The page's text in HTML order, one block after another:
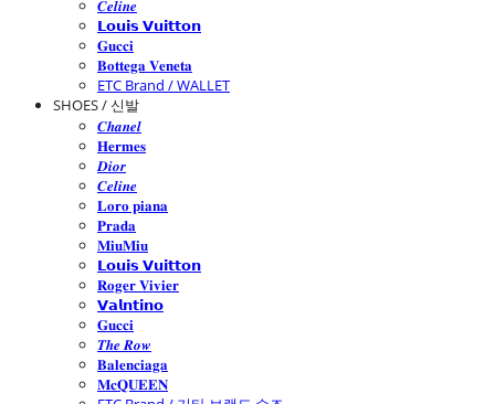
𝑪𝒆𝒍𝒊𝒏𝒆
𝗟𝗼𝘂𝗶𝘀 𝗩𝘂𝗶𝘁𝘁𝗼𝗻
𝐆𝐮𝐜𝐜𝐢
𝐁𝐨𝐭𝐭𝐞𝐠𝐚 𝐕𝐞𝐧𝐞𝐭𝐚
ETC Brand / WALLET
SHOES / 신발
𝑪𝒉𝒂𝒏𝒆𝒍
𝐇𝐞𝐫𝐦𝐞𝐬
𝑫𝒊𝒐𝒓
𝑪𝒆𝒍𝒊𝒏𝒆
𝐋𝐨𝐫𝐨 𝐩𝐢𝐚𝐧𝐚
𝐏𝐫𝐚𝐝𝐚
𝐌𝐢𝐮𝐌𝐢𝐮
𝗟𝗼𝘂𝗶𝘀 𝗩𝘂𝗶𝘁𝘁𝗼𝗻
𝐑𝐨𝐠𝐞𝐫 𝐕𝐢𝐯𝐢𝐞𝐫
𝗩𝗮𝗹𝗻𝘁𝗶𝗻𝗼
𝐆𝐮𝐜𝐜𝐢
𝑻𝒉𝒆 𝑹𝒐𝒘
𝐁𝐚𝐥𝐞𝐧𝐜𝐢𝐚𝐠𝐚
𝐌𝐜𝐐𝐔𝐄𝐄𝐍